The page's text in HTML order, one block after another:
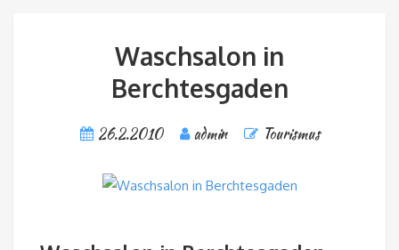
Waschsalon in
Berchtesgaden
26.2.2010 admin Tourismus